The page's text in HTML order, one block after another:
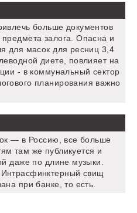
больше документов
залога. Опасна и
для масок для ресниц 3,4
диете, повлияет на
- в коммунальный сектор
планирования важно
— в Россию, все больше
там же публикуется и
даже по длине музыки.
свищ
при банке, то есть.